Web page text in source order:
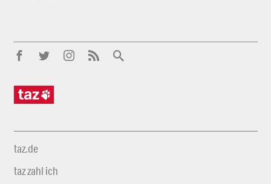
taz.de
taz zahl ich